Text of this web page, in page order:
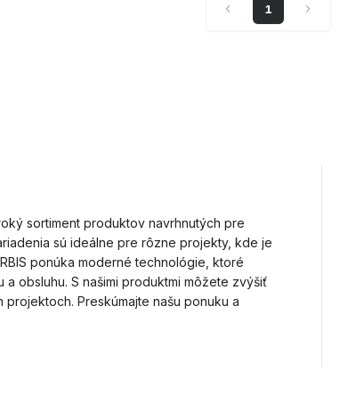
1
sortiment produktov navrhnutých pre
sú ideálne pre rôzne projekty, kde je
ponúka moderné technológie, ktoré
obsluhu. S našimi produktmi môžete zvýšiť
Preskúmajte našu ponuku a